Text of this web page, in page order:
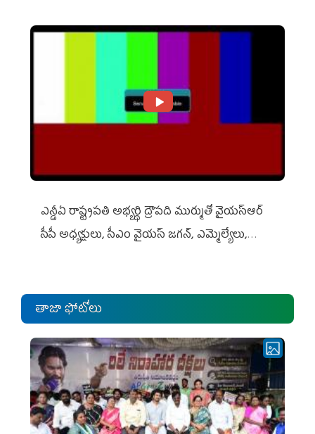
ఎన్డీఏ రాష్ట్ర‌ప‌తి అభ్య‌ర్థి ద్రౌప‌ది ముర్ముతో వైయ‌స్ఆర్
సీపీ అధ్య‌క్షులు, సీఎం వైయ‌స్ జ‌గ‌న్, ఎమ్మెల్యేలు,
తాజా ఫోటోలు